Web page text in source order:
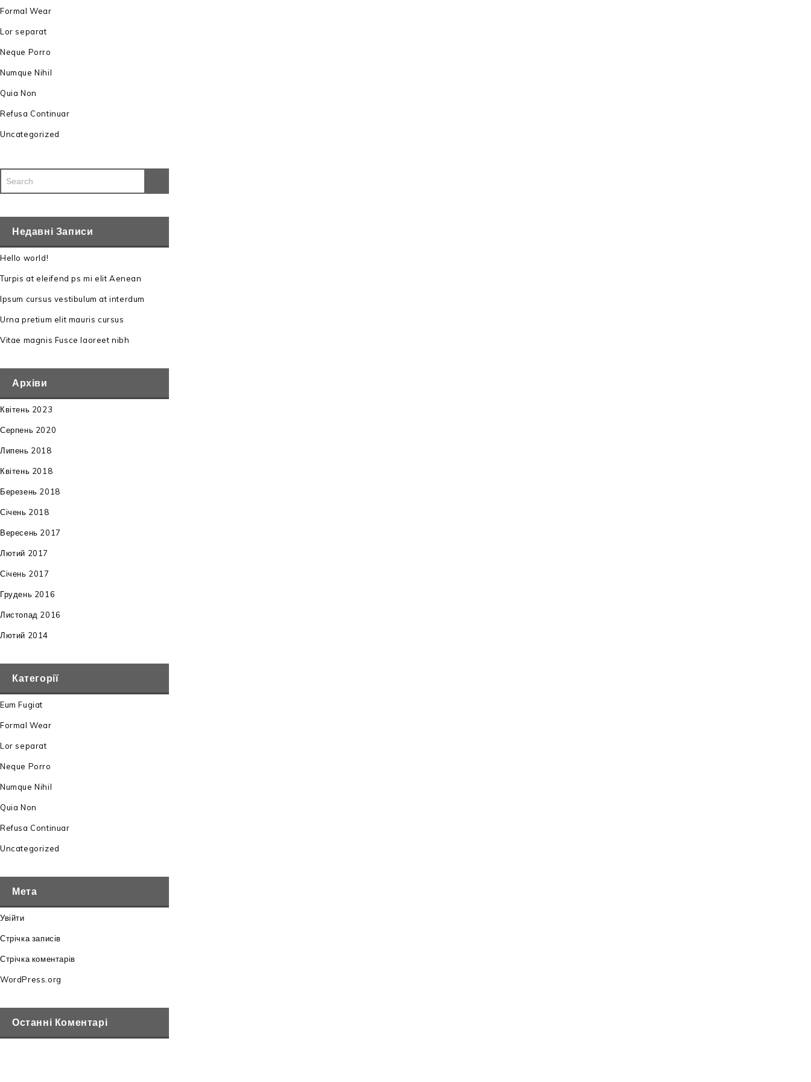
Formal Wear
Lor separat
Neque Porro
Numque Nihil
Quia Non
Refusa Continuar
Uncategorized
Недавні Записи
Hello world!
Turpis at eleifend ps mi elit Aenean
Ipsum cursus vestibulum at interdum
Urna pretium elit mauris cursus
Vitae magnis Fusce laoreet nibh
Архіви
Квітень 2023
Серпень 2020
Липень 2018
Квітень 2018
Березень 2018
Січень 2018
Вересень 2017
Лютий 2017
Січень 2017
Грудень 2016
Листопад 2016
Лютий 2014
Категорії
Eum Fugiat
Formal Wear
Lor separat
Neque Porro
Numque Nihil
Quia Non
Refusa Continuar
Uncategorized
Мета
Увійти
Стрічка записів
Стрічка коментарів
WordPress.org
Останні Коментарі